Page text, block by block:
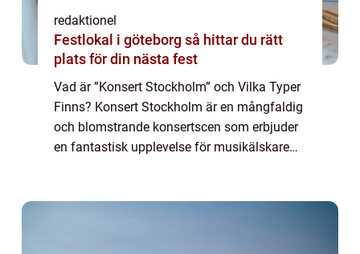
redaktionel
Festlokal i göteborg så hittar du rätt
plats för din nästa fest
Vad är ”Konsert Stockholm” och Vilka Typer
Finns? Konsert Stockholm är en mångfaldig
och blomstrande konsertscen som erbjuder
en fantastisk upplevelse för musikälskare